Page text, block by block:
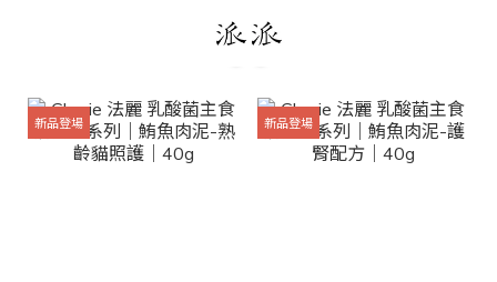
新品登場 新品登場